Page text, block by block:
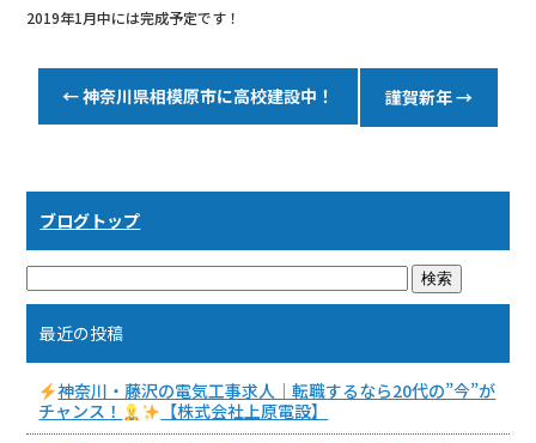
2019年1月中には完成予定です！
←神奈川県相模原市に高校建設中！ 謹賀新年→
ブログトップ
最近の投稿
神奈川・藤沢の電気工事求人｜転職するなら20代の”今”が
チャンス！
【株式会社上原電設】